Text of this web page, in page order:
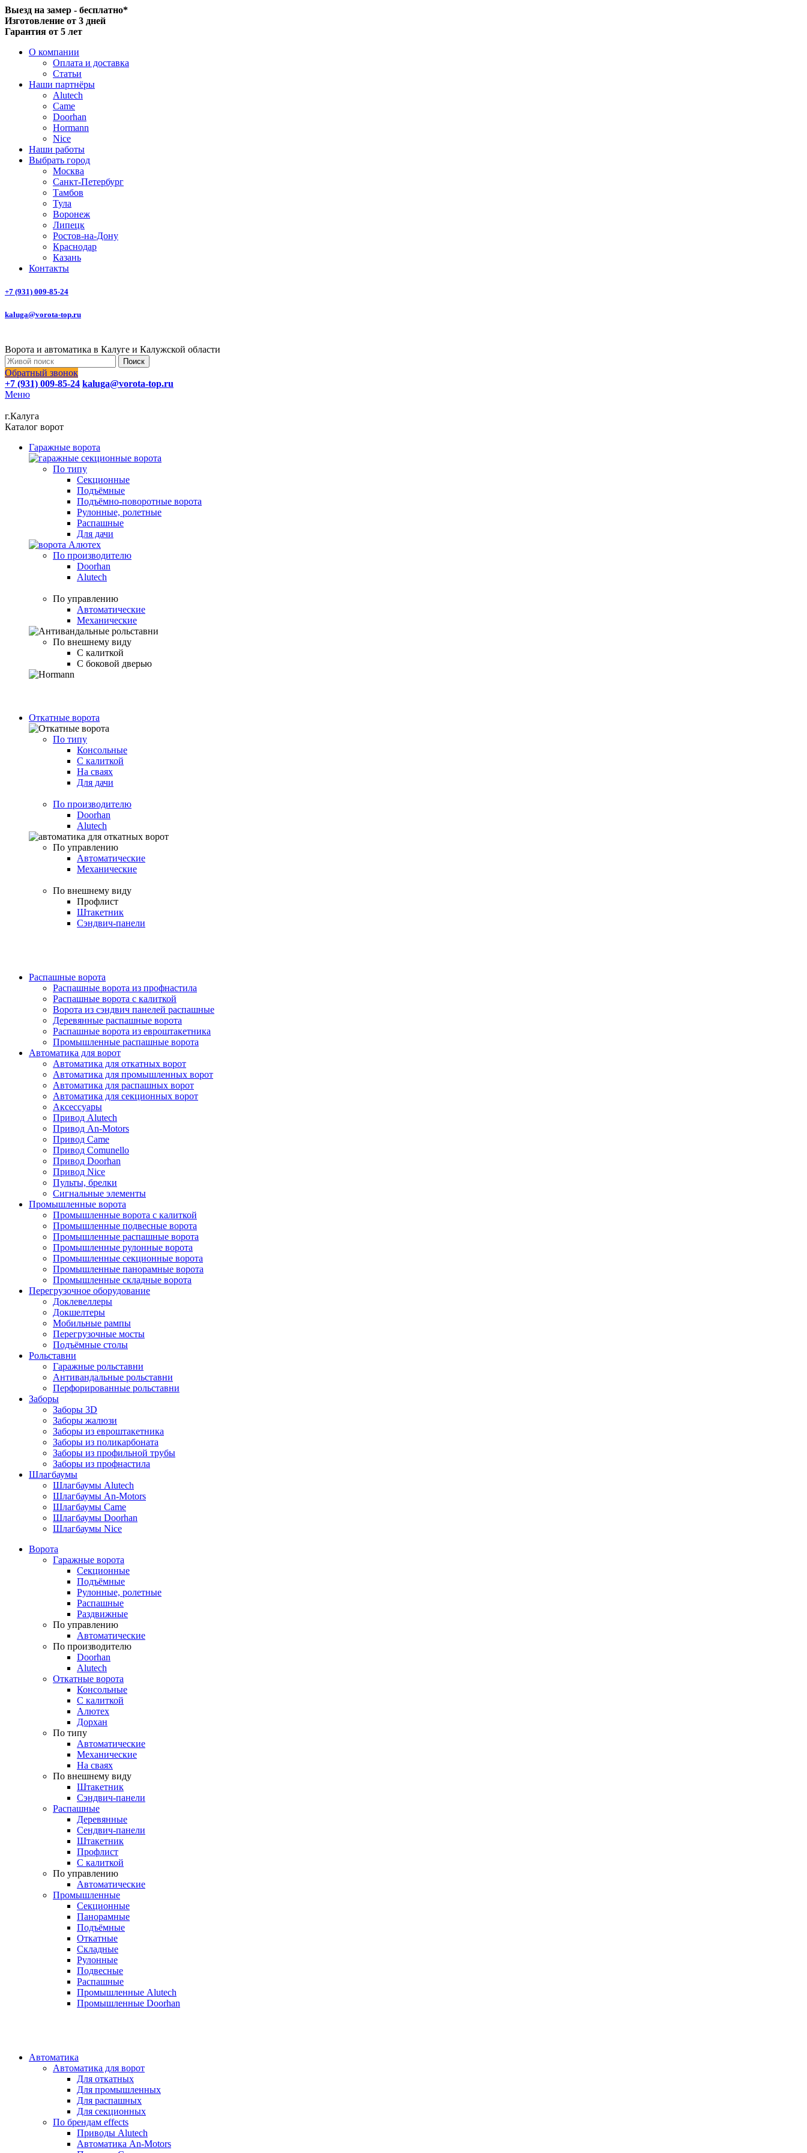
Выезд на замер - бесплатно*
Изготовление от 3 дней
Гарантия от 5 лет
О компании
Оплата и доставка
Статьи
Наши партнёры
Alutech
Came
Doorhan
Hormann
Nice
Наши работы
Выбрать город
Москва
Санкт-Петербург
Тамбов
Тула
Воронеж
Липецк
Ростов-на-Дону
Краснодар
Казань
Контакты
+7 (931) 009-85-24
kaluga@vorota-top.ru
Ворота и автоматика в Калуге и Калужской области
Поиск
Обратный звонок
+7 (931) 009-85-24 kaluga@vorota-top.ru
Меню
г.Калуга
Каталог ворот
Гаражные ворота
По типу
Секционные
Подъёмные
Подъёмно-поворотные ворота
Рулонные, ролетные
Распашные
Для дачи
По производителю
Doorhan
Alutech
По управлению
Автоматические
Механические
По внешнему виду
С калиткой
С боковой дверью
Откатные ворота
По типу
Консольные
С калиткой
На сваях
Для дачи
По производителю
Doorhan
Alutech
По управлению
Автоматические
Механические
По внешнему виду
Профлист
Штакетник
Сэндвич-панели
Распашные ворота
Распашные ворота из профнастила
Распашные ворота с калиткой
Ворота из сэндвич панелей распашные
Деревянные распашные ворота
Распашные ворота из евроштакетника
Промышленные распашные ворота
Автоматика для ворот
Автоматика для откатных ворот
Автоматика для промышленных ворот
Автоматика для распашных ворот
Автоматика для секционных ворот
Аксессуары
Привод Alutech
Привод An-Motors
Привод Came
Привод Comunello
Привод Doorhan
Привод Nice
Пульты, брелки
Сигнальные элементы
Промышленные ворота
Промышленные ворота с калиткой
Промышленные подвесные ворота
Промышленные распашные ворота
Промышленные рулонные ворота
Промышленные секционные ворота
Промышленные панорамные ворота
Промышленные складные ворота
Перегрузочное оборудование
Доклевеллеры
Докшелтеры
Мобильные рампы
Перегрузочные мосты
Подъёмные столы
Рольставни
Гаражные рольставни
Антивандальные рольставни
Перфорированные рольставни
Заборы
Заборы 3D
Заборы жалюзи
Заборы из евроштакетника
Заборы из поликарбоната
Заборы из профильной трубы
Заборы из профнастила
Шлагбаумы
Шлагбаумы Alutech
Шлагбаумы An-Motors
Шлагбаумы Came
Шлагбаумы Doorhan
Шлагбаумы Nice
Ворота
Гаражные ворота
Секционные
Подъёмные
Рулонные, ролетные
Распашные
Раздвижные
По управлению
Автоматические
По производителю
Doorhan
Alutech
Откатные ворота
Консольные
С калиткой
Алютех
Дорхан
По типу
Автоматические
Механические
На сваях
По внешнему виду
Штакетник
Сэндвич-панели
Распашные
Деревянные
Сендвич-панели
Штакетник
Профлист
С калиткой
По управлению
Автоматические
Промышленные
Секционные
Панорамные
Подъёмные
Откатные
Складные
Рулонные
Подвесные
Распашные
Промышленные Alutech
Промышленные Doorhan
Автоматика
Автоматика для ворот
Для откатных
Для промышленных
Для распашных
Для секционных
По брендам effects
Приводы Alutech
Автоматика An-Motors